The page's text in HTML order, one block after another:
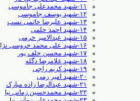
۱۱-شهید محمدعلی جاموسی
۱۲-شهید یوسف جاموسی
۱۳-شهید علیرضا حاتمی نسب
۱۴-شهید احمد حلمی
۱۵-شهید عبدالامیر خرمی
۱۶-شهید علی محمد خروسی نژاد
۱۷-شهید محسن خلف پور
۱۸-شهید غلامرضا دگله
۱۹-شهید کریم راجی
۲۰-شهید امیر رمی
۲۱-شهید عبدالرضا زاده مبارک
۲۲-شهید محمدحسین زمانی نیا